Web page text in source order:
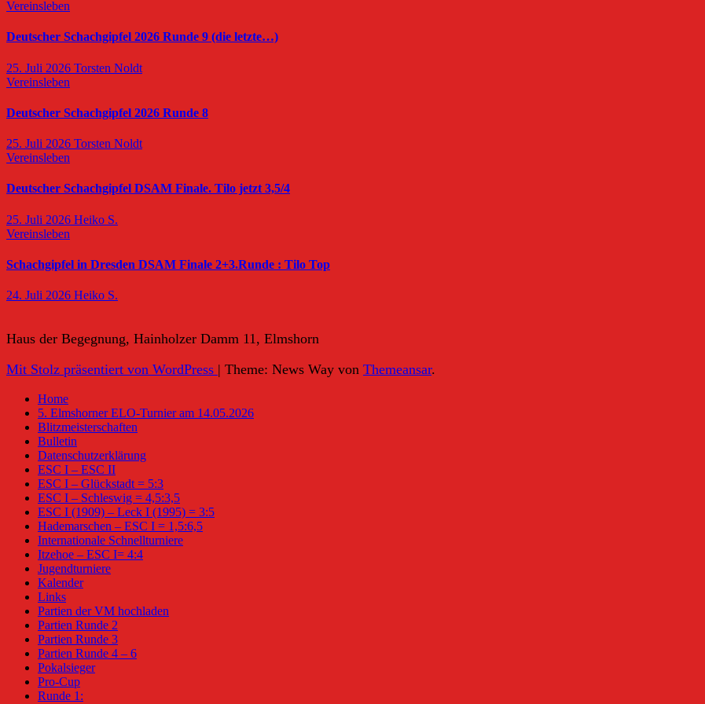
Vereinsleben
Deutscher Schachgipfel 2026 Runde 9 (die letzte…)
25. Juli 2026 Torsten Noldt
Vereinsleben
Deutscher Schachgipfel 2026 Runde 8
25. Juli 2026 Torsten Noldt
Vereinsleben
Deutscher Schachgipfel DSAM Finale. Tilo jetzt 3,5/4
25. Juli 2026 Heiko S.
Vereinsleben
Schachgipfel in Dresden DSAM Finale 2+3.Runde : Tilo Top
24. Juli 2026 Heiko S.
Haus der Begegnung, Hainholzer Damm 11, Elmshorn
Mit Stolz präsentiert von WordPress | Theme: News Way von Themeansar.
Home
5. Elmshorner ELO-Turnier am 14.05.2026
Blitzmeisterschaften
Bulletin
Datenschutzerklärung
ESC I – ESC II
ESC I – Glückstadt = 5:3
ESC I – Schleswig = 4,5:3,5
ESC I (1909) – Leck I (1995) = 3:5
Hademarschen – ESC I = 1,5:6,5
Internationale Schnellturniere
Itzehoe – ESC I= 4:4
Jugendturniere
Kalender
Links
Partien der VM hochladen
Partien Runde 2
Partien Runde 3
Partien Runde 4 – 6
Pokalsieger
Pro-Cup
Runde 1: